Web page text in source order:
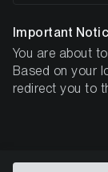
BITWISE
Important
You are about
Based on your
redirect you to